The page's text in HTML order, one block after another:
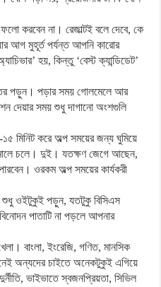
করবেন না। রেজাল্টই বলে দেবে, কে
আগ মুহূর্ত পর্যন্ত আপনি কারোর
হয়, কিন্তু ‘বেস্ট ক্যান্ডিডেট’
পড়ুন। পড়ার সময় গোলমেলে আর
দেয়ার সময় শুধু দাগানো অংশগুলি
মিনিট করে অল্প সময়ের জন্য ঘুমিয়ে
চলে। দুই। যতক্ষণ জেগে আছেন,
ওরকম অল্প সময়ের কার্যকরী
শুধু ওইটুকুই পড়ুন, যতটুকু বিসিএস
পাতাটি না পড়লে আপনার
বাংলা, ইংরেজি, গণিত, মানসিক
অন্যদের চাইতে অনেকটুকুই এগিয়ে
ভাইভাতে স্বজনপ্রিয়তা, সিভিল